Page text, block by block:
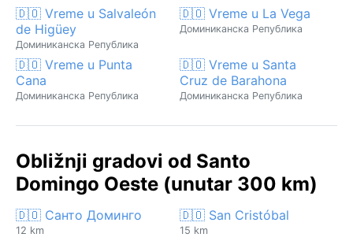
🇩🇴 Vreme u Salvaleón
de Higüey
Доминиканска Република
🇩🇴 Vreme u La Vega
Доминиканска Република
🇩🇴 Vreme u Punta
Cana
Доминиканска Република
🇩🇴 Vreme u Santa
Cruz de Barahona
Доминиканска Република
Obližnji gradovi od Santo
Domingo Oeste (unutar 300 km)
🇩🇴 Санто Доминго
12 km
🇩🇴 San Cristóbal
15 km